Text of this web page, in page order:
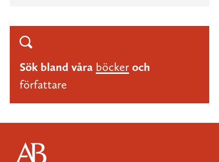
Sök bland våra böcker och
författare